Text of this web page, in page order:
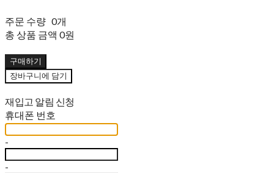
주문 수량 0개
총 상품 금액 0원
구매하기
장바구니에 담기
재입고 알림 신청
휴대폰 번호
-
-